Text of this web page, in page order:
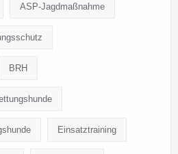
ASP-Jagdmaßnahme
BRH
Einsatztraining